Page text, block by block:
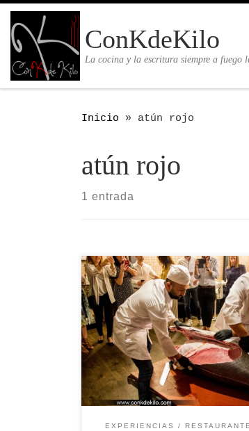
Saltar al contenido
ConKdeKilo
La cocina y la escritura siempre a fuego
Inicio » atún rojo
atún rojo
1 entrada
Algunas personas creen que
es el despiece del atún
todo cierto. Ronqueo, se
sonido que produce el
rozar contra el espinazo
mientras se realiza el
mismo. Los atunes se
abril y junio del Océano […]
EXPERIENCIAS